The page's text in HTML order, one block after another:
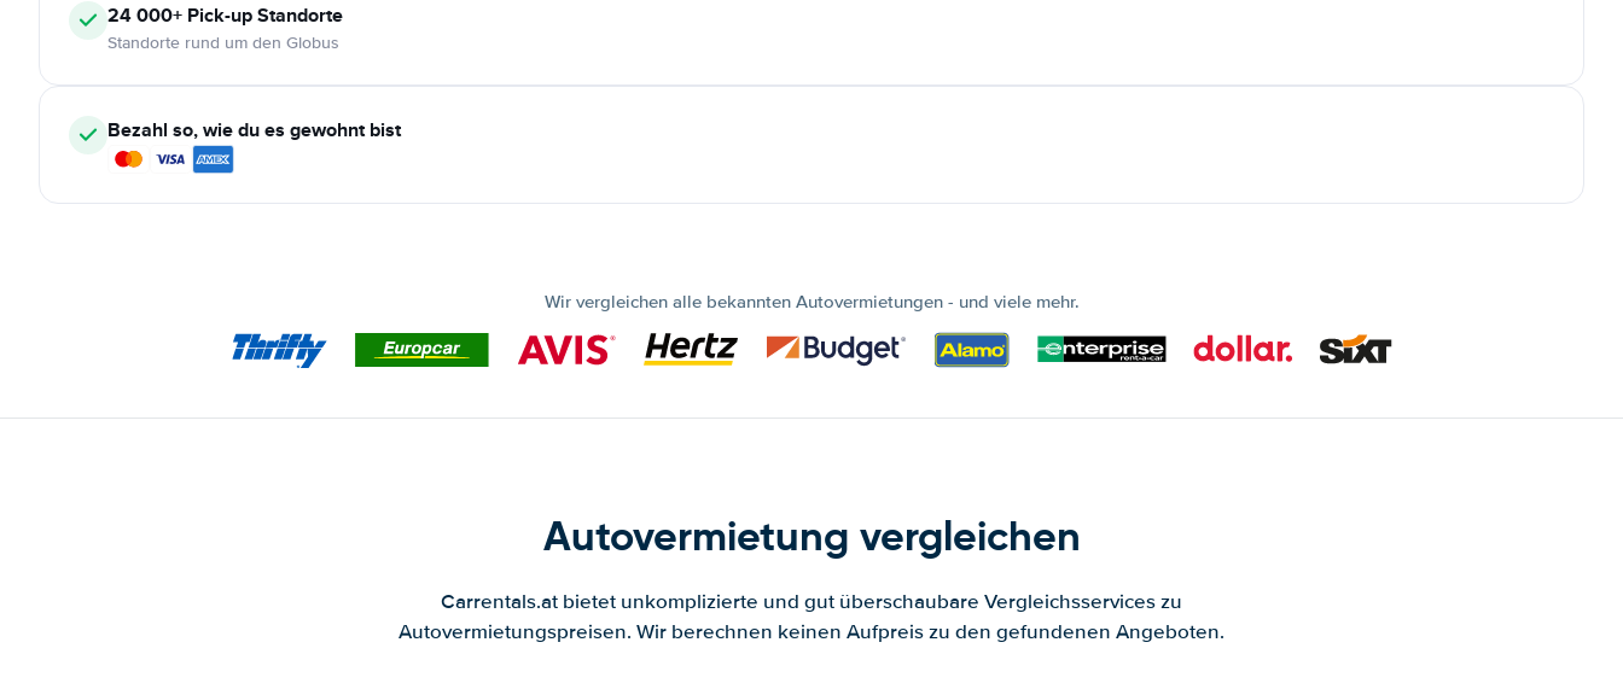
24 000+ Pick-up Standorte
Standorte rund um den Globus
Bezahl so, wie du es gewohnt bist
Wir vergleichen alle bekannten Autovermietungen - und viele mehr.
Autovermietung vergleichen
Carrentals.at bietet unkomplizierte und gut überschaubare Vergleichsservices zu
Autovermietungspreisen. Wir berechnen keinen Aufpreis zu den gefundenen Angeboten.